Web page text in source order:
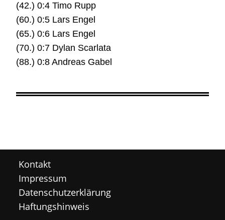
(42.) 0:4 Timo Rupp
(60.) 0:5 Lars Engel
(65.) 0:6 Lars Engel
(70.) 0:7 Dylan Scarlata
(88.) 0:8 Andreas Gabel
Kontakt
Impressum
Datenschutzerklärung
Haftungshinweis